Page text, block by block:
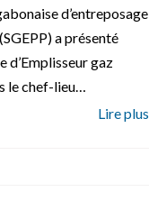
d’entreposage
a présenté
d’Emplisseur gaz
le chef-lieu…